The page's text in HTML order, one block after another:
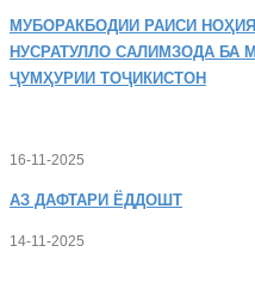
МУБОРАКБОДИИ РАИСИ
НУСРАТУЛЛО САЛИМЗОДА БА
ҶУМҲУРИИ ТОҶИКИСТОН
16-11-2025
АЗ ДАФТАРИ ЁДДОШТ
14-11-2025